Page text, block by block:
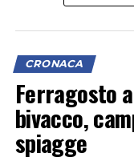
CRONACA
Ferragosto
bivacco,
spiagge